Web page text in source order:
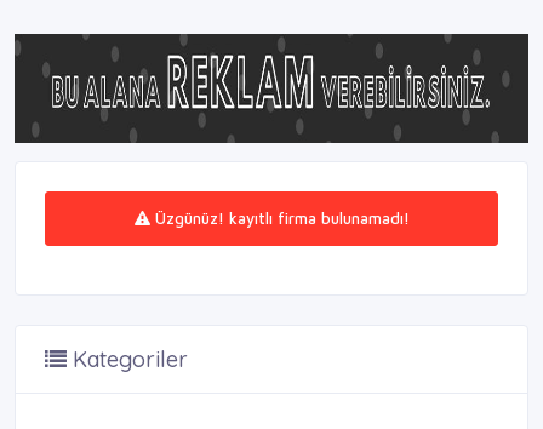
Üzgünüz! kayıtlı firma bulunamadı!
Kategoriler